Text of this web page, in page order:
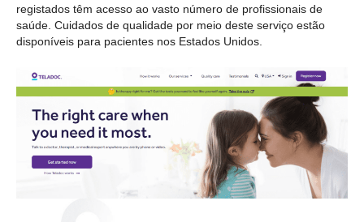
registados têm acesso ao vasto número de profissionais de
saúde. Cuidados de qualidade por meio deste serviço estão
disponíveis para pacientes nos Estados Unidos.